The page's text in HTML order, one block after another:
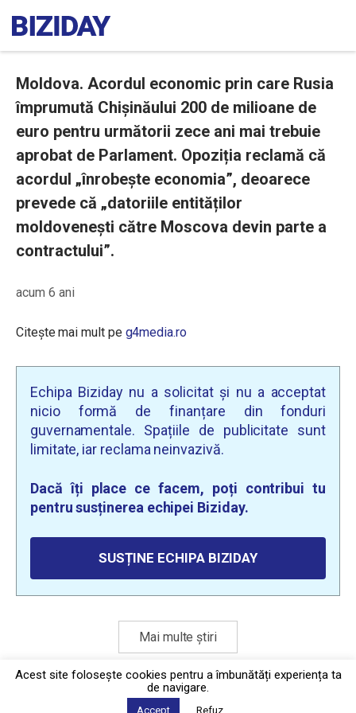
Moldova. Acordul economic prin care Rusia
împrumută Chișinăului 200 de milioane de
euro pentru următorii zece ani mai trebuie
aprobat de Parlament. Opoziția reclamă că
acordul „înrobește economia”, deoarece
prevede că „datoriile entităților
moldovenești către Moscova devin parte a
contractului”.
acum 6 ani
Citește mai mult pe g4media.ro
Echipa Biziday nu a solicitat și nu a acceptat
nicio formă de finanțare din fonduri
guvernamentale. Spațiile de publicitate sunt
limitate, iar reclama neinvazivă.
Dacă îți place ce facem, poți contribui tu
pentru susținerea echipei Biziday.
SUSȚINE ECHIPA BIZIDAY
Mai multe știri
Politica de confidențialitate
Acest site foloseşte cookies pentru a îmbunătăți experiența ta
de navigare.
Accept Refuz